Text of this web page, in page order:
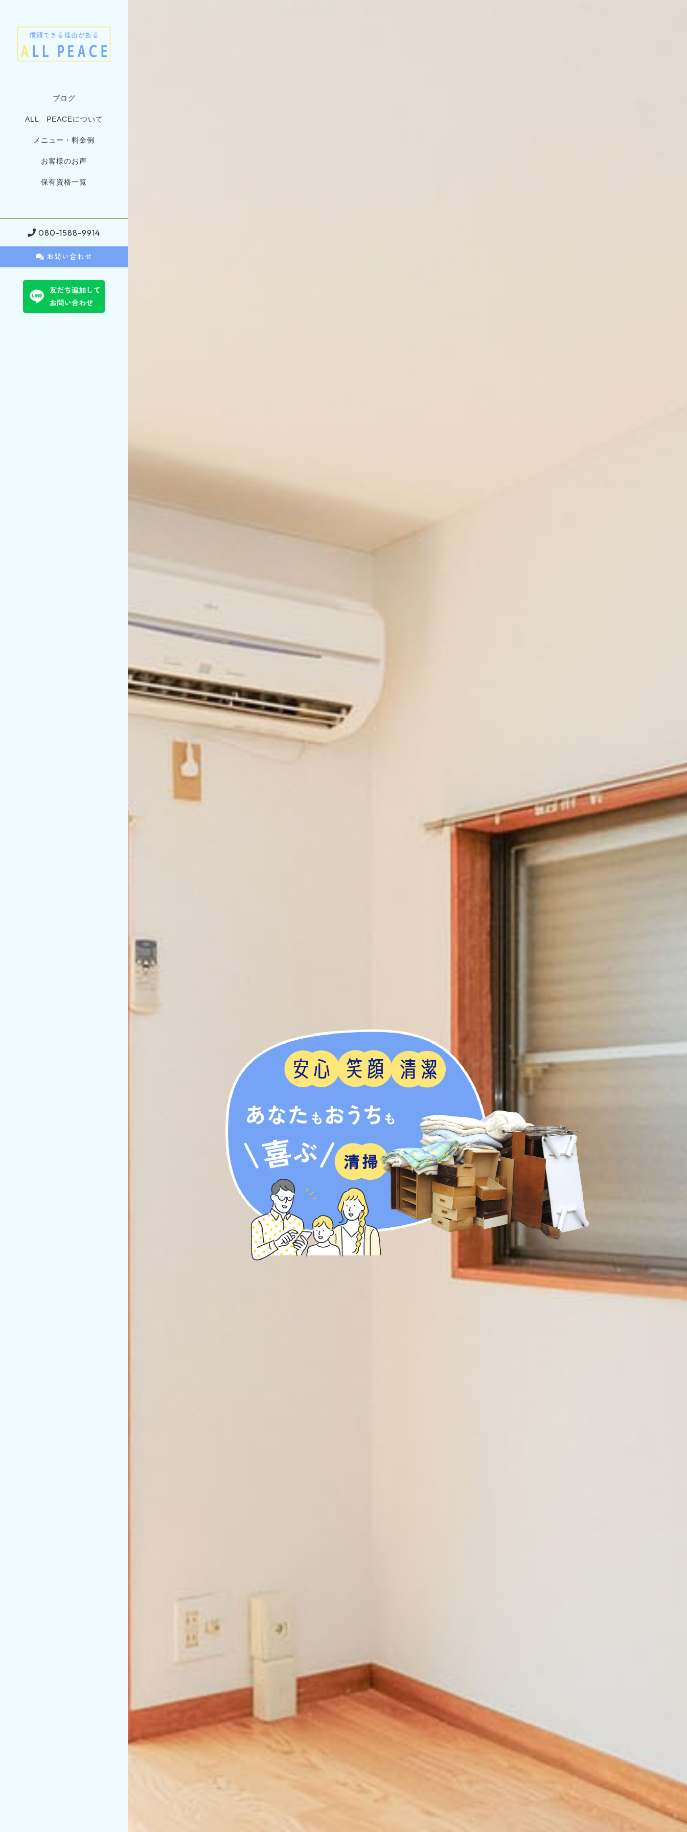
ブログ
ALL PEACEについて
メニュー・料金例
お客様のお声
保有資格一覧
080-1588-9914
お問い合わせ